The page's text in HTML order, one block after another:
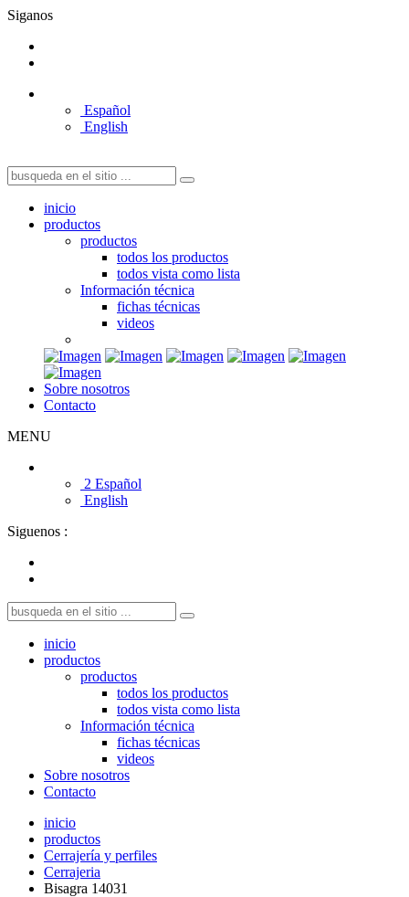
Siganos
Español
English
inicio
productos
productos
todos los productos
todos vista como lista
Información técnica
fichas técnicas
videos
Sobre nosotros
Contacto
MENU
2 Español
English
Siguenos :
inicio
productos
productos
todos los productos
todos vista como lista
Información técnica
fichas técnicas
videos
Sobre nosotros
Contacto
inicio
productos
Cerrajería y perfiles
Cerrajeria
Bisagra 14031